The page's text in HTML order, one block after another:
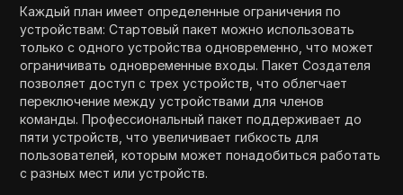
Каждый план имеет определенные ограничения по
устройствам: Стартовый пакет можно использовать
только с одного устройства одновременно, что может
ограничивать одновременные входы. Пакет Создателя
позволяет доступ с трех устройств, что облегчает
переключение между устройствами для членов
команды. Профессиональный пакет поддерживает до
пяти устройств, что увеличивает гибкость для
пользователей, которым может понадобиться работать
с разных мест или устройств.